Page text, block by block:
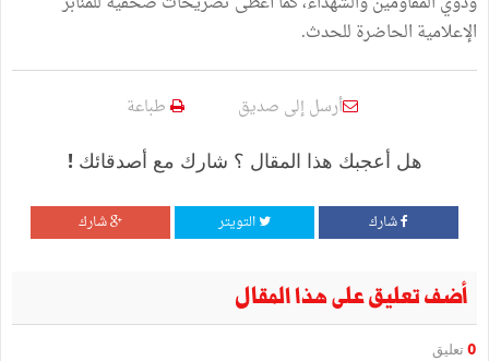
الإعلامية الحاضرة للحدث.
أرسل إلى صديق طباعة
هل أعجبك هذا المقال ؟ شارك مع أصدقائك !
شارك التويتر شارك
أضف تعليق على هذا المقال
0 تعليق